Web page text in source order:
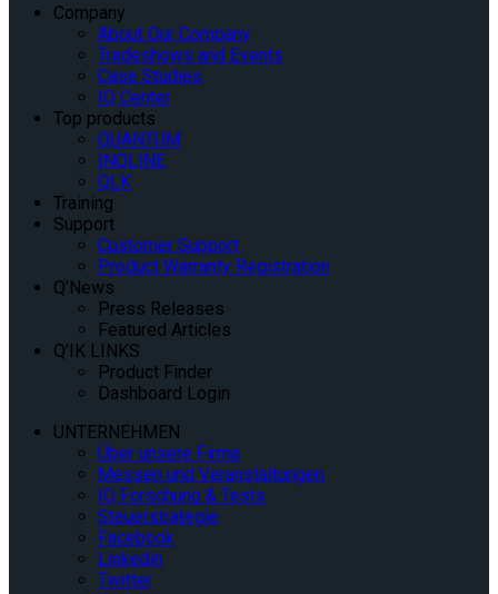
Company
About Our Company
Tradeshows and Events
Case Studies
IQ Center
Top products
QUANTUM
INQLINE
QLK
Training
Support
Customer Support
Product Warranty Registration
Q’News
Press Releases
Featured Articles
Q’IK LINKS
Product Finder
Dashboard Login
UNTERNEHMEN
Über unsere Firma
Messen und Veranstaltungen
IQ Forschung & Tests
Steuerstrategie
Facebook
Linkedin
Twitter